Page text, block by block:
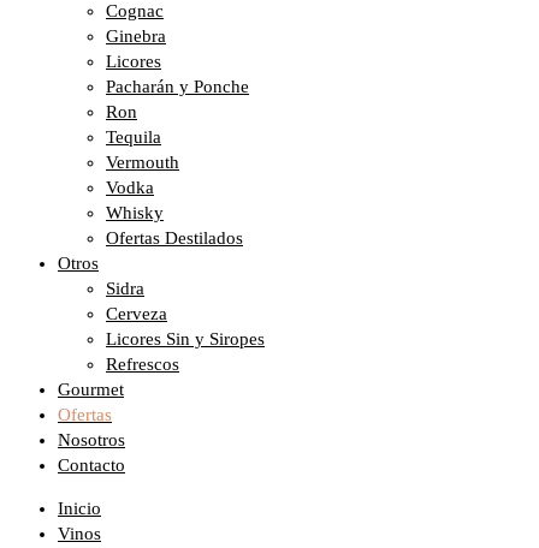
Cognac
Ginebra
Licores
Pacharán y Ponche
Ron
Tequila
Vermouth
Vodka
Whisky
Ofertas Destilados
Otros
Sidra
Cerveza
Licores Sin y Siropes
Refrescos
Gourmet
Ofertas
Nosotros
Contacto
Inicio
Vinos